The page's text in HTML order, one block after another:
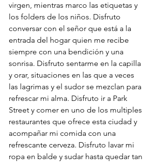
virgen, mientras marco las etiquetas y
los folders de los niños. Disfruto
conversar con el señor que está a la
entrada del hogar quien me recibe
siempre con una bendición y una
sonrisa. Disfruto sentarme en la capilla
y orar, situaciones en las que a veces
las lagrimas y el sudor se mezclan para
refrescar mi alma. Disfruto ir a Park
Street y comer en uno de los multiples
restaurantes que ofrece esta ciudad y
acompañar mi comida con una
refrescante cerveza. Disfruto lavar mi
ropa en balde y sudar hasta quedar tan